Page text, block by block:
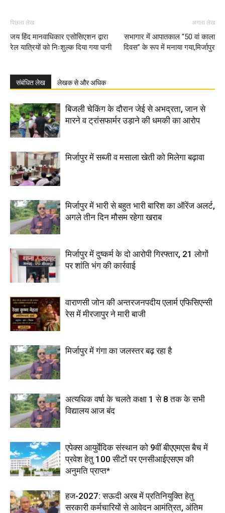
पिछला लेख
जय हिंद मानवाधिकार एसोसिएशन द्वारा
रेल यात्रियों को निःशुल्क दिया गया पानी
अगला लेख
सभागार में आपातकाल “50 वां काला
दिवस” के रूप में मनाया गया,मिर्जापुर
संबंधित लेख लेखक से और अधिक
बिजली चेकिंग के दौरान जेई से अभद्रता, जान से
मारने व ट्रांसफार्मर उड़ाने की धमकी का आरोप
मिर्जापुर में सब्जी व मसाला खेती को मिलेगा बढ़ावा
मिर्जापुर में भारी से बहुत भारी बारिश का ऑरेंज अलर्ट,
अगले तीन दिन मौसम रहेगा खराब
मिर्जापुर में दुष्कर्म के दो आरोपी गिरफ्तार, 21 लोगों
पर शांति भंग की कार्रवाई
वाराणसी जोन की अन्तरजनपदीय एलार्म एफिसिएन्सी
रेस में मीरजापुर ने मारी बाजी
मिर्जापुर में गंगा का जलस्तर बढ़ रहा है
अत्यधिक वर्षा के चलते कक्षा 1 से 8 तक के सभी
विद्यालय आज बंद
एपेक्स आयुर्वेदिक संस्थान को 9वीं बीएएमएस बैच में
प्रवेश हेतु 100 सीटों पर एनसीआईएसएम की
अनुमति प्राप्त*
हज-2027: सऊदी अरब में प्रतिनियुक्ति हेतु
सरकारी कर्मचारियों से आवेदन आमंत्रित, अंतिम